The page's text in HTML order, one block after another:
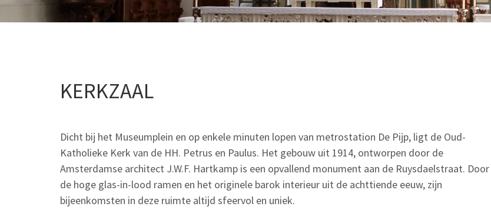
KERKZAAL
Dicht bij het Museumplein en op enkele minuten lopen van metrostation De Pijp, ligt de Oud-
Katholieke Kerk van de HH. Petrus en Paulus. Het gebouw uit 1914, ontworpen door de
Amsterdamse architect J.W.F. Hartkamp is een opvallend monument aan de Ruysdaelstraat. Door
de hoge glas-in-lood ramen en het originele barok interieur uit de achttiende eeuw, zijn
bijeenkomsten in deze ruimte altijd sfeervol en uniek.